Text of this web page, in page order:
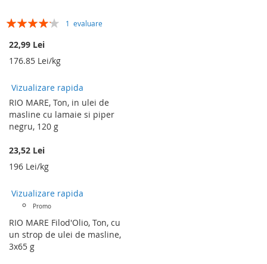
Rating:
1 evaluare
22,99 Lei
176.85 Lei/kg
Vizualizare rapida
RIO MARE, Ton, in ulei de
masline cu lamaie si piper
negru, 120 g
23,52 Lei
196 Lei/kg
Vizualizare rapida
Promo
RIO MARE Filod'Olio, Ton, cu
un strop de ulei de masline,
3x65 g